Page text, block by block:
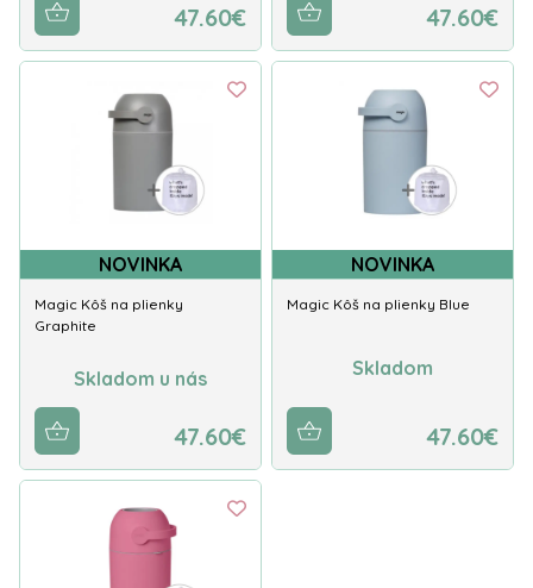
47.60€ 47.60€
NOVINKA
Magic Kôš na plienky
Graphite
Skladom u nás
47.60€
NOVINKA
Magic Kôš na plienky Blue
Skladom
47.60€